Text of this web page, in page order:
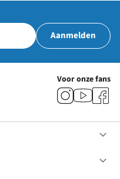
Aanmelden
Voor onze fans